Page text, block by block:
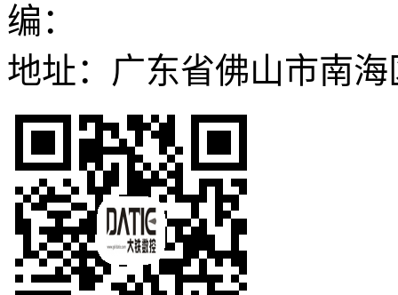
编：
地址：广东省佛山市南